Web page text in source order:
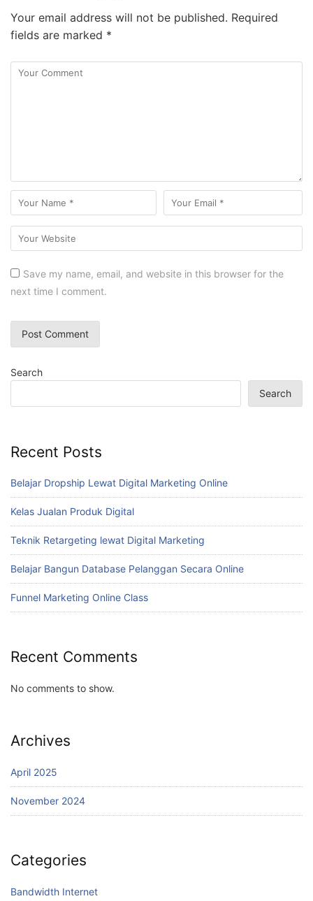
Your email address will not be published. Required
fields are marked *
Save my name, email, and website in this browser for the
next time I comment.
Search
Search
Recent Posts
Belajar Dropship Lewat Digital Marketing Online
Kelas Jualan Produk Digital
Teknik Retargeting lewat Digital Marketing
Belajar Bangun Database Pelanggan Secara Online
Funnel Marketing Online Class
Recent Comments
No comments to show.
Archives
April 2025
November 2024
Categories
Bandwidth Internet